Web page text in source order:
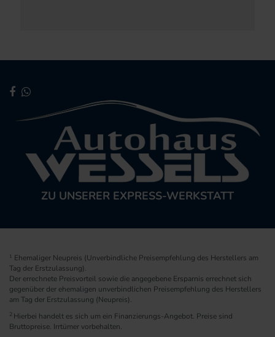
ZU UNSERER EXPRESS-WERKSTATT
1 Ehemaliger Neupreis (Unverbindliche Preisempfehlung des Herstellers am
Tag der Erstzulassung).
Der errechnete Preisvorteil sowie die angegebene Ersparnis errechnet sich
gegenüber der ehemaligen unverbindlichen Preisempfehlung des Herstellers
am Tag der Erstzulassung (Neupreis).
2 Hierbei handelt es sich um ein Finanzierungs-Angebot. Preise sind
Bruttopreise. Irrtümer vorbehalten.